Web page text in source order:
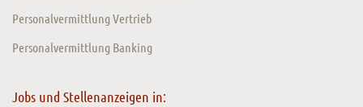
Personalvermittlung Vertrieb
Personalvermittlung Banking
Jobs und Stellenanzeigen in: